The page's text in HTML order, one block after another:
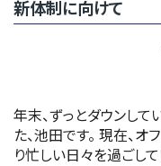
新体制に向けて
年末、ずっとダウンし
た、池田です。 現在、
り忙しい日々を過ごし